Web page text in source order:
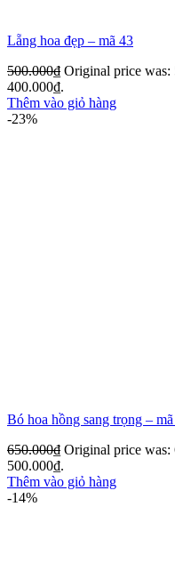
Lẵng hoa đẹp – mã 43
500.000₫ Original price was:
400.000₫.
Thêm vào giỏ hàng
-23%
Bó hoa hồng sang trọng –
650.000₫ Original price was:
500.000₫.
Thêm vào giỏ hàng
-14%